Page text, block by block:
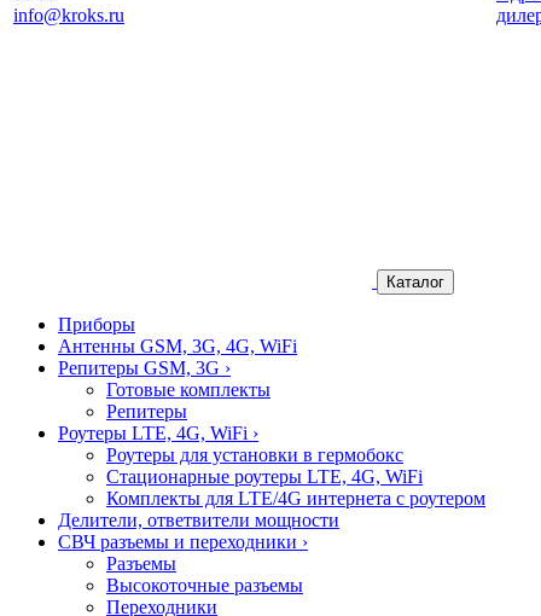
info@kroks.ru
Каталог
Приборы
Антенны GSM, 3G, 4G, WiFi
Репитеры GSM, 3G ›
Готовые комплекты
Репитеры
Роутеры LTE, 4G, WiFi ›
Роутеры для установки в гермобокс
Стационарные роутеры LTE, 4G, WiFi
Комплекты для LTE/4G интернета с роутером
Делители, ответвители мощности
СВЧ разъемы и переходники ›
Разъемы
Высокоточные разъемы
Переходники